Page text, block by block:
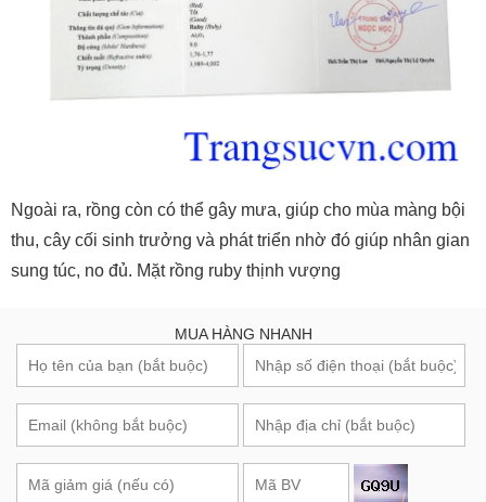
Ngoài ra, rồng còn có thể gây mưa, giúp cho mùa màng bội
thu, cây cối sinh trưởng và phát triển nhờ đó giúp nhân gian
sung túc, no đủ. Mặt rồng ruby thịnh vượng
MUA HÀNG NHANH